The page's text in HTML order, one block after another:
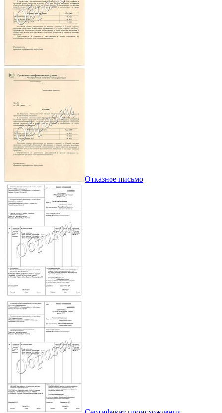
Отказное письмо